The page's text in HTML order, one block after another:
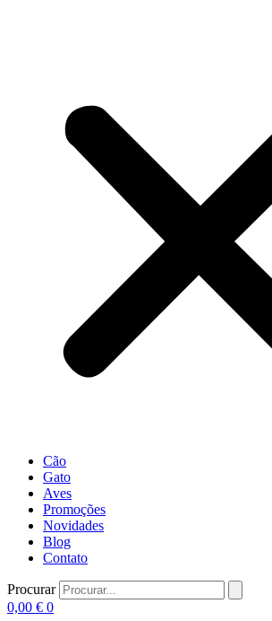
Cão
Gato
Aves
Promoções
Novidades
Blog
Contato
Procurar
0,00 € 0